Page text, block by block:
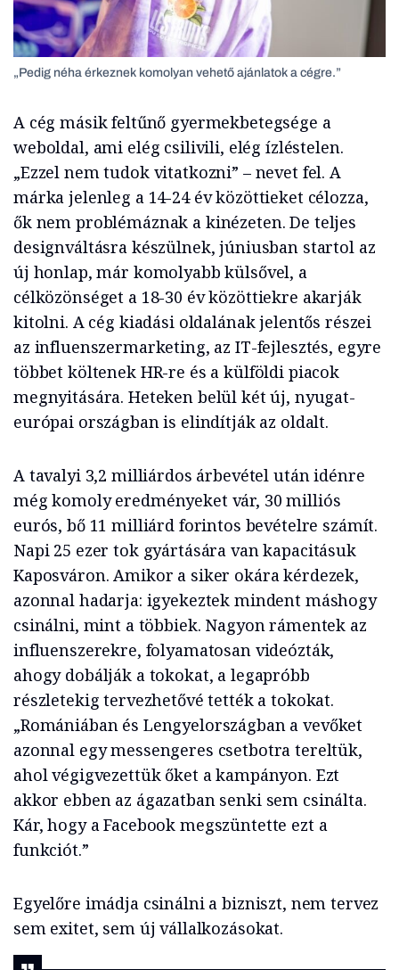
„Pedig néha érkeznek komolyan vehető ajánlatok a cégre.”
A cég másik feltűnő gyermekbetegsége a
weboldal, ami elég csilivili, elég ízléstelen.
„Ezzel nem tudok vitatkozni” – nevet fel. A
márka jelenleg a 14-24 év közöttieket célozza,
ők nem problémáznak a kinézeten. De teljes
designváltásra készülnek, júniusban startol az
új honlap, már komolyabb külsővel, a
célközönséget a 18-30 év közöttiekre akarják
kitolni. A cég kiadási oldalának jelentős részei
az influenszermarketing, az IT-fejlesztés, egyre
többet költenek HR-re és a külföldi piacok
megnyitására. Heteken belül két új, nyugat-
európai országban is elindítják az oldalt.
A tavalyi 3,2 milliárdos árbevétel után idénre
még komoly eredményeket vár, 30 milliós
eurós, bő 11 milliárd forintos bevételre számít.
Napi 25 ezer tok gyártására van kapacitásuk
Kaposváron. Amikor a siker okára kérdezek,
azonnal hadarja: igyekeztek mindent máshogy
csinálni, mint a többiek. Nagyon rámentek az
influenszerekre, folyamatosan videózták,
ahogy dobálják a tokokat, a legapróbb
részletekig tervezhetővé tették a tokokat.
„Romániában és Lengyelországban a vevőket
azonnal egy messengeres csetbotra tereltük,
ahol végigvezettük őket a kampányon. Ezt
akkor ebben az ágazatban senki sem csinálta.
Kár, hogy a Facebook megszüntette ezt a
funkciót.”
Egyelőre imádja csinálni a bizniszt, nem tervez
sem exitet, sem új vállalkozásokat.